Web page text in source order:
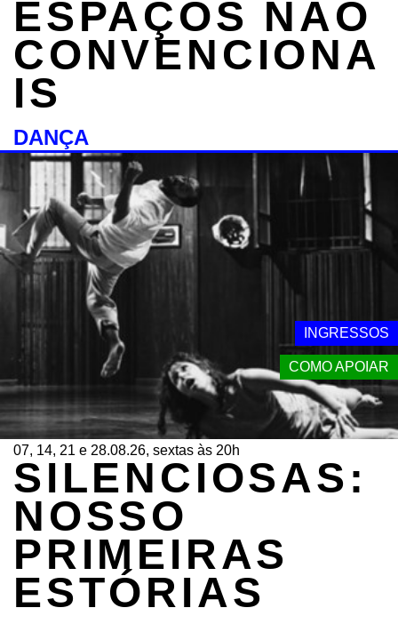
INGRESSOS
COMO APOIAR
ESPAÇOS NÃO
CONVENCIONA
IS
DANÇA
07, 14, 21 e 28.08.26, sextas às 20h
SILENCIOSAS:
NOSSO
PRIMEIRAS
ESTÓRIAS